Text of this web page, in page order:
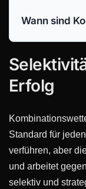
Wann sind
Erfolg
Standard für
verführen, aber
und arbeitet
selektiv und